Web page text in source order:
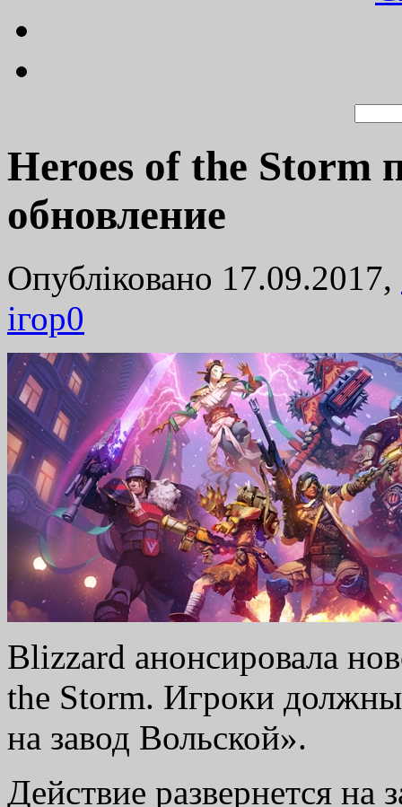
Heroes of the Storm
обновление
Опубліковано 17.09.2017,
ігор0
Blizzard анонсировала
the Storm. Игроки должны
на завод Вольской».
Действие развернется